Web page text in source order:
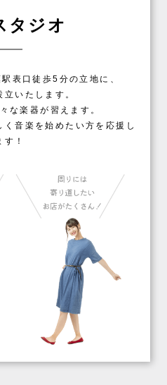
タジオ
表口徒歩5分の立地に、
いたします。
な楽器が習えます。
音楽を始めたい方を応援し
す！